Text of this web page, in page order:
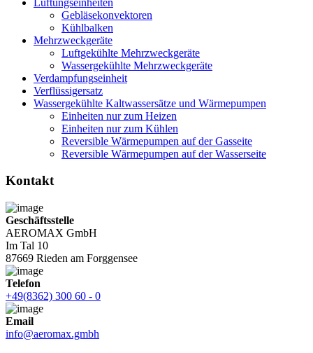
Gebläsekonvektoren
Kühlbalken
Mehrzweckgeräte
Luftgekühlte Mehrzweckgeräte
Wassergekühlte Mehrzweckgeräte
Verdampfungseinheit
Verflüssigersatz
Wassergekühlte Kaltwassersätze und Wärmepumpen
Einheiten nur zum Heizen
Einheiten nur zum Kühlen
Reversible Wärmepumpen auf der Gasseite
Reversible Wärmepumpen auf der Wasserseite
Kontakt
Geschäftsstelle
AEROMAX GmbH
Im Tal 10
87669 Rieden am Forggensee
Telefon
+49(8362) 300 60 - 0
Email
info@aeromax.gmbh